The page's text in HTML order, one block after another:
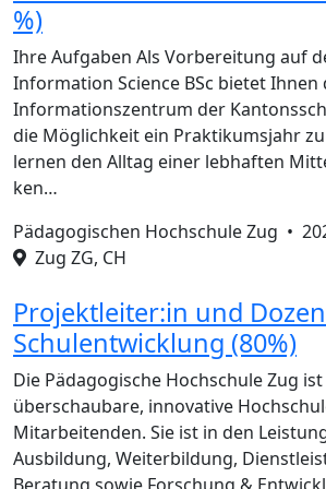
%)
Ihre Aufgaben Als Vorbereitung auf
Information Science BSc bietet Ihnen
Informationszentrum der
die Möglichkeit ein Praktikumsjahr
lernen den Alltag einer lebhaften
ken…
Pädagogischen Hochschule Zug •
Zug ZG, CH
Projektleiter:in und
Schulentwicklung (80%)
Die Pädagogische Hochschule Zug
überschaubare, innovative
Mitarbeitenden. Sie ist in den
Ausbildung, Weiterbildung,